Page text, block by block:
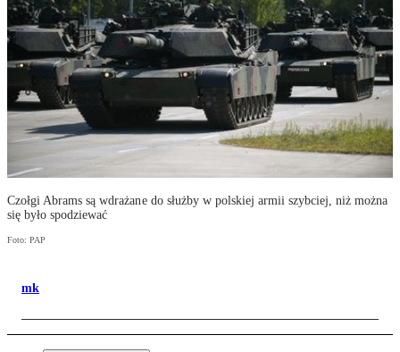
Czołgi Abrams są wdrażane do służby w polskiej armii szybciej, niż można
się było spodziewać
Foto: PAP
mk